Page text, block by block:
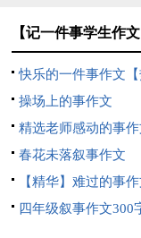
【记一件事学生作
快乐的一件事作文【
操场上的事作文
精选老师感动的事
春花未落叙事作文
【精华】难过的事
四年级叙事作文300